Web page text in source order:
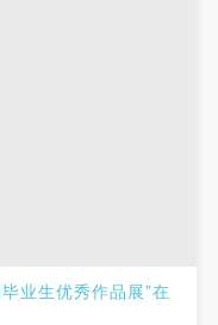
业生优秀作品展”在